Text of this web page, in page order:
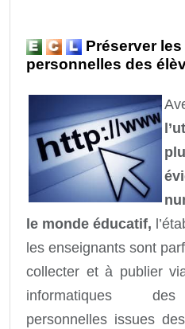
Préserver
personnelles des
le monde éducatif,
les enseignants sont
collecter et à publier
informatiques
personnelles issues